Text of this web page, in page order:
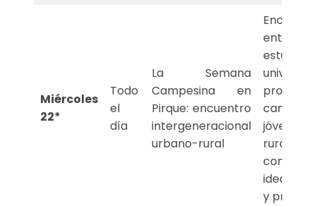
Miércoles
22*
Todo
el
día
La Semana
Campesina en
Pirque: encuentro
intergeneracional
urbano-rural
entre
jóvenes
ideas,
y